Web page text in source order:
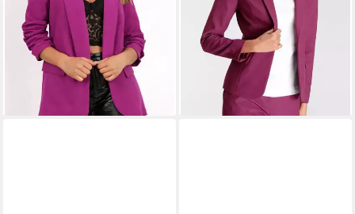
39,99 € UVP 59,90 €
-33%
lieferbar - in 3-4 Werktagen bei dir
ab 72,99 € UVP 89,99 €
-19%
lieferbar - in 1-2 Werktagen bei dir
+2